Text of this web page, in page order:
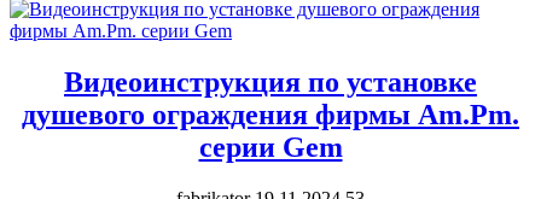
Видеоинструкция по установке
душевого ограждения фирмы Am.Pm.
серии Gem